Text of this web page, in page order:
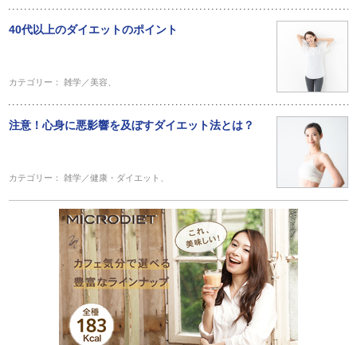
40代以上のダイエットのポイント
カテゴリー：雑学／美容
注意！心身に悪影響を及ぼすダイエット法とは？
カテゴリー：雑学／健康・ダイエット